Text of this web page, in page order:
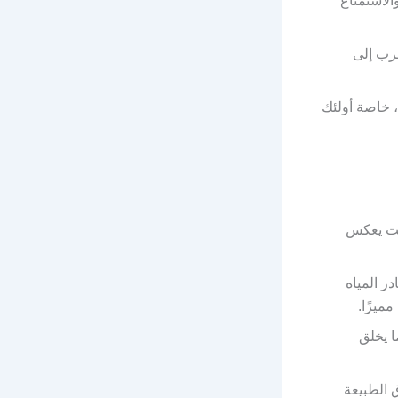
إلى
خاصة أولئك
يعكس
المياه
مميزًا.
يخلق
الطبيعة